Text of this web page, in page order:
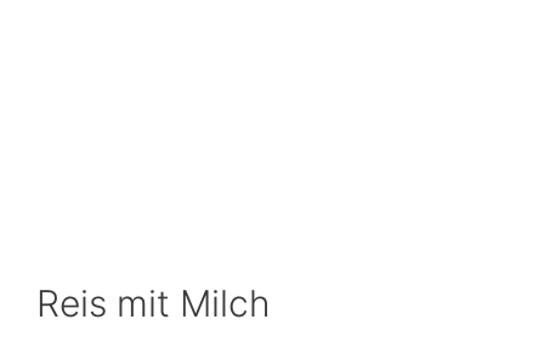
Reis mit Milch